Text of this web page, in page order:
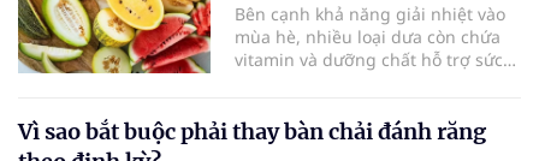
Bên cạnh khả năng giải nhiệt vào
mùa hè, nhiều loại dưa còn chứa
vitamin và dưỡng chất hỗ trợ sức
Vì sao bắt buộc phải thay bàn chải đánh răng